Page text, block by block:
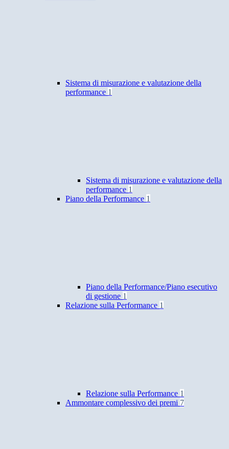
Sistema di misurazione e valutazione della
performance 1
Sistema di misurazione e valutazione della
performance 1
Piano della Performance 1
Piano della Performance/Piano esecutivo
di gestione 1
Relazione sulla Performance 1
Relazione sulla Performance 1
Ammontare complessivo dei premi 7